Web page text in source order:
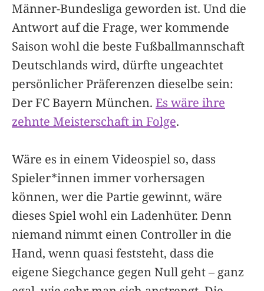
Männer-Bundesliga geworden ist. Und die
Antwort auf die Frage, wer kommende
Saison wohl die beste Fußballmannschaft
Deutschlands wird, dürfte ungeachtet
persönlicher Präferenzen dieselbe sein:
Der FC Bayern München. Es wäre ihre
zehnte Meisterschaft in Folge.
Wäre es in einem Videospiel so, dass
Spieler*innen immer vorhersagen
können, wer die Partie gewinnt, wäre
dieses Spiel wohl ein Ladenhüter. Denn
niemand nimmt einen Controller in die
Hand, wenn quasi feststeht, dass die
eigene Siegchance gegen Null geht – ganz